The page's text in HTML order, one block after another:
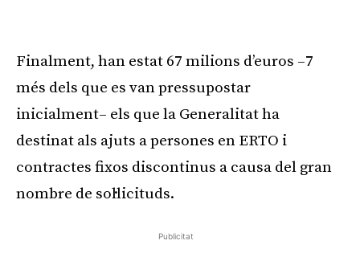
Finalment, han estat 67 milions d’euros –7
més dels que es van pressupostar
inicialment– els que la Generalitat ha
destinat als ajuts a persones en ERTO i
contractes fixos discontinus a causa del gran
nombre de sol·licituds.
Publicitat